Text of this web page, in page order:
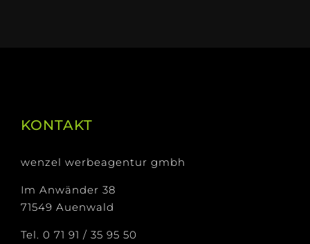
KONTAKT
wenzel werbeagentur gmbh
Im Anwänder 38
71549 Auenwald
Tel. 0 71 91 / 35 95 50